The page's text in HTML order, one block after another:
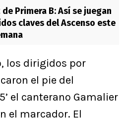
de Primera B: Así se juegan
claves del Ascenso este
los dirigidos por
el pie del
el canterano Gamalier
el marcador. El